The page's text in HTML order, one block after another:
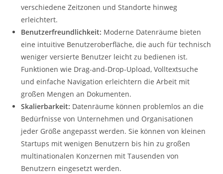
verschiedene Zeitzonen und Standorte hinweg
erleichtert.
Benutzerfreundlichkeit: Moderne Datenräume bieten
eine intuitive Benutzeroberfläche, die auch für technisch
weniger versierte Benutzer leicht zu bedienen ist.
Funktionen wie Drag-and-Drop-Upload, Volltextsuche
und einfache Navigation erleichtern die Arbeit mit
großen Mengen an Dokumenten.
Skalierbarkeit: Datenräume können problemlos an die
Bedürfnisse von Unternehmen und Organisationen
jeder Größe angepasst werden. Sie können von kleinen
Startups mit wenigen Benutzern bis hin zu großen
multinationalen Konzernen mit Tausenden von
Benutzern eingesetzt werden.